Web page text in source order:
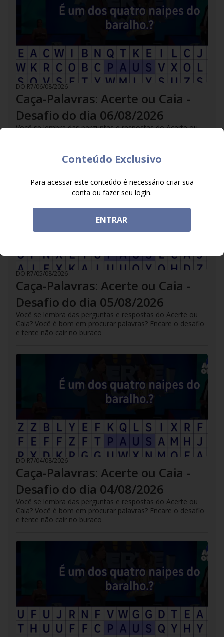
DO R7/06/08/2026
Caça-Palavras: Acerte ou Caia -
Desafio do dia 06/08/2026
Você se lembra das perguntas e respostas do Acerte ou
DO R7/05/08/2026
Caça-Palavras: Acerte ou Caia -
Desafio do dia 05/08/2026
Você se lembra das perguntas e respostas do Acerte ou
Caia? Você é bom em procurar palavras? Encare o desafio
e tente não cair no buraco
DO R7/04/08/2026
Caça-Palavras: Acerte ou Caia -
Desafio do dia 04/08/2026
Você se lembra das perguntas e respostas do Acerte ou
Caia? Você é bom em procurar palavras? Encare o desafio
e tente não cair no buraco
Conteúdo Exclusivo
Para acessar este conteúdo é necessário criar sua
conta ou fazer seu login.
ENTRAR